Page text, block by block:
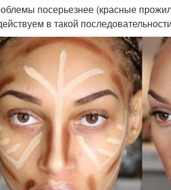
посерьезнее (красные
в такой